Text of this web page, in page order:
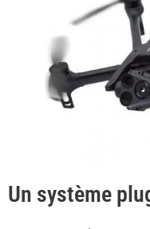
Un système